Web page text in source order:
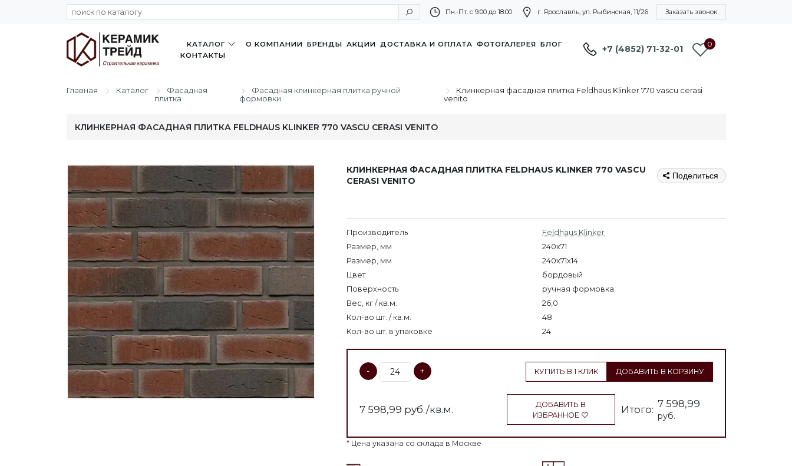
Пн.-Пт. с 9:00 до 18:00 г. Ярославль, ул. Рыбинская, 11/26 Заказать звонок
КАТАЛОГ О КОМПАНИИ БРЕНДЫ АКЦИИ ДОСТАВКА И ОПЛАТА ФОТОГАЛЕРЕЯ БЛОГ
КОНТАКТЫ
+7 (4852) 71-32-01 0
Главная Каталог
Фасадная
плитка
Фасадная клинкерная плитка ручной
формовки
Клинкерная фасадная плитка Feldhaus Klinker 770 vascu cerasi
venito
КЛИНКЕРНАЯ ФАСАДНАЯ ПЛИТКА FELDHAUS KLINKER 770 VASCU CERASI VENITO
КЛИНКЕРНАЯ ФАСАДНАЯ ПЛИТКА FELDHAUS KLINKER 770 VASCU
CERASI VENITO
Поделиться
Производитель
Feldhaus Klinker
Размер, мм
240x71
Размер, мм
240х71х14
Цвет
бордовый
Поверхность
ручная формовка
Вес, кг / кв.м.
26,0
Кол-во шт. / кв.м.
48
Кол-во шт. в упаковке
24
- + КУПИТЬ В 1 КЛИК ДОБАВИТЬ В КОРЗИНУ
7 598,99 руб./кв.м.
ДОБАВИТЬ В
ИЗБРАННОЕ
Итого: 7 598,99
руб.
* Цена указана со склада в Москве